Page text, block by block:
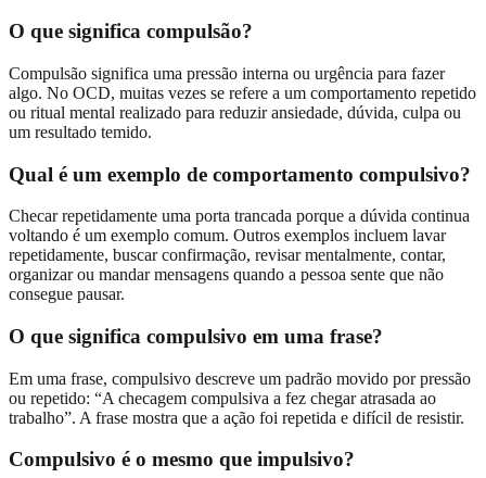
O que significa compulsão?
Compulsão significa uma pressão interna ou urgência para fazer
algo. No OCD, muitas vezes se refere a um comportamento repetido
ou ritual mental realizado para reduzir ansiedade, dúvida, culpa ou
um resultado temido.
Qual é um exemplo de comportamento compulsivo?
Checar repetidamente uma porta trancada porque a dúvida continua
voltando é um exemplo comum. Outros exemplos incluem lavar
repetidamente, buscar confirmação, revisar mentalmente, contar,
organizar ou mandar mensagens quando a pessoa sente que não
consegue pausar.
O que significa compulsivo em uma frase?
Em uma frase, compulsivo descreve um padrão movido por pressão
ou repetido: “A checagem compulsiva a fez chegar atrasada ao
trabalho”. A frase mostra que a ação foi repetida e difícil de resistir.
Compulsivo é o mesmo que impulsivo?